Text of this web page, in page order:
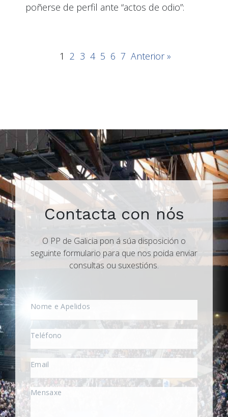
poñerse de perfil ante “actos de odio”:
1 2 3 4 5 6 7 Anterior »
Contacta con nós
O PP de Galicia pon á súa disposición o
seguinte formulario para que nos poida enviar
consultas ou suxestións.